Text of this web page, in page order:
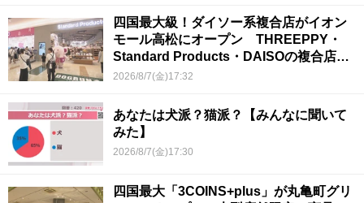
四国最大級！ダイソー系複合店がイオン
モール高松にオープン THREEPPY・
Standard Products・DAISOの複合店は
香川県初
2026/8/7(金)17:32
あなたは犬派？猫派？【みんなに聞いて
みた】
2026/8/7(金)17:30
四国最大「3COINS+plus」が丸亀町グリ